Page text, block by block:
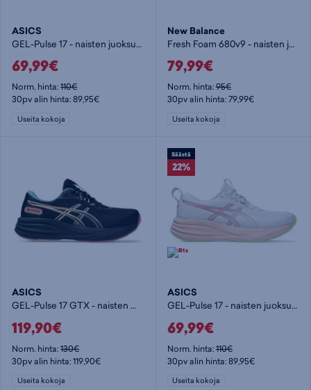
ASICS
GEL-Pulse 17 - naisten juoksukengät
69,99€
Norm. hinta:110€
30pv alin hinta: 89,95€
Useita kokoja
New Balance
Fresh Foam 680v9 - naisten juoksukengät
79,99€
Norm. hinta:95€
30pv alin hinta: 79,99€
Useita kokoja
ASICS
GEL-Pulse 17 GTX - naisten maastojuoksukengät
119,90€
Norm. hinta:130€
30pv alin hinta: 119,90€
Useita kokoja
Säästä
22%
ASICS
GEL-Pulse 17 - naisten juoksukengät
69,99€
Norm. hinta:110€
30pv alin hinta: 89,95€
Useita kokoja